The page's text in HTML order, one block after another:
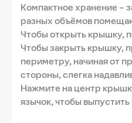
Компактное хранение –
разных объёмов
Чтобы открыть крышку,
Чтобы закрыть крышку,
периметру, начиная от
стороны, слегка
Нажмите на центр
язычок, чтобы